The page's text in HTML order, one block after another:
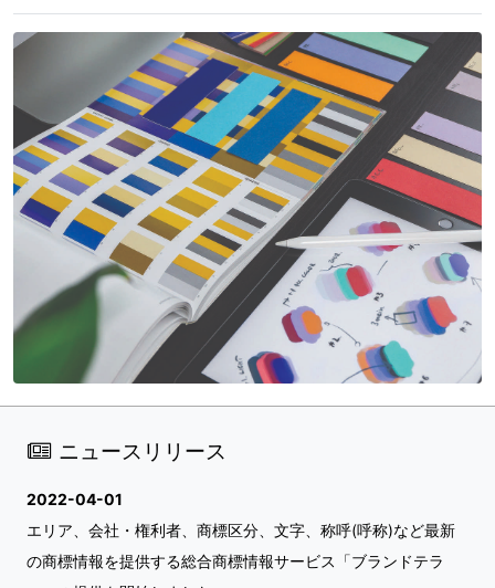
ニュースリリース
2022-04-01
エリア、会社・権利者、商標区分、文字、称呼(呼称)など最新
の商標情報を提供する総合商標情報サービス「ブランドテラ